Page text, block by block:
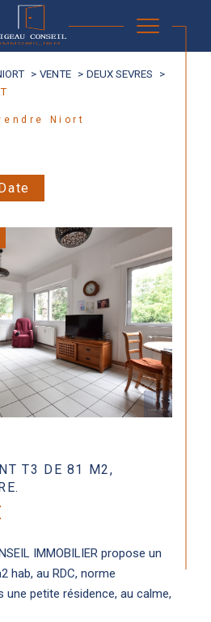
VENTE
DEUX SEVRES
Niort
T3 DE 81 M2,
IMMOBILIER propose un
hab, au RDC, norme
une petite résidence, au calme,